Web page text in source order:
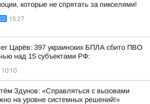
которые не спрятать за пикселями!
15:27
Царёв: 397 украинских БПЛА сбито ПВО
над 15 субъектами РФ:
10:10
Здунов: «Справляться с вызовами
на уровне системных решений!»